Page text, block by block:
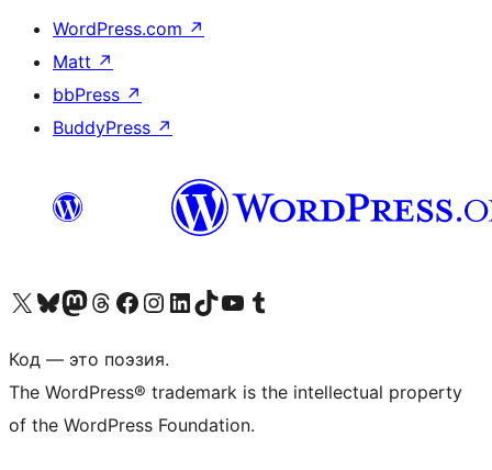
WordPress.com ↗
Matt ↗
bbPress ↗
BuddyPress ↗
Посетите нас в X (ранее Twitter)
Посетите нашу учётную запись в Bluesky
Посетите нашу ленту в Mastodon
Посетите нашу учётную запись в Threads
Посетите нашу страницу на Facebook
Посетите наш Instagram
Посетите нашу страницу в LinkedIn
Посетите нашу учётную запись в TikTok
Посетите наш канал YouTube
Посетите нашу учётную запись в Tumblr
Код — это поэзия.
The WordPress® trademark is the intellectual property
of the WordPress Foundation.